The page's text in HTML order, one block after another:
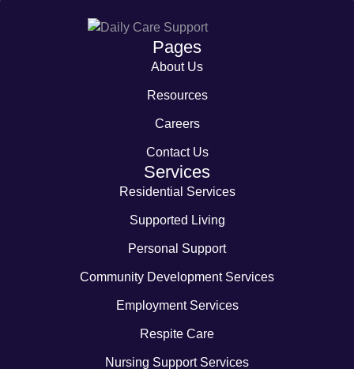
Pages
About Us
Resources
Careers
Contact Us
Services
Residential Services
Supported Living
Personal Support
Community Development Services
Employment Services
Respite Care
Nursing Support Services